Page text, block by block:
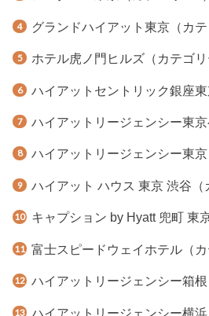
グランドハイアット東京（カテ
ホテル虎ノ門ヒルズ（カテゴリ
ハイアットセントリック銀座東
ハイアットリージェンシー東京
ハイアットリージェンシー東京
ハイアット ハウス 東京 渋谷（
キャプション by Hyatt 兜町 東
富士スピードウェイホテル（カ
ハイアットリージェンシー箱根
ハイアットリージェンシー横浜